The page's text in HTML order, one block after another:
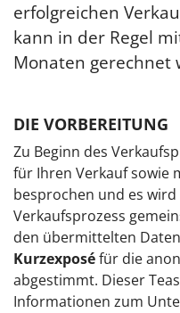
erfolgreichen
kann in der Regel
Monaten gerechnet
DIE VORBEREITUNG
Zu Beginn des
für Ihren Verkauf sowie
besprochen und es
Verkaufsprozess
den übermittelten
Kurzexposéfür die
abgestimmt. Dieser
Informationen zum